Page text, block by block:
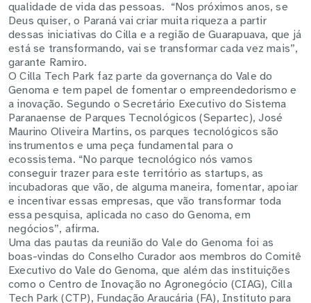
qualidade de vida das pessoas. “Nos próximos anos, se
Deus quiser, o Paraná vai criar muita riqueza a partir
dessas iniciativas do Cilla e a região de Guarapuava, que já
está se transformando, vai se transformar cada vez mais”,
garante Ramiro.
O Cilla Tech Park faz parte da governança do Vale do
Genoma e tem papel de fomentar o empreendedorismo e
a inovação. Segundo o Secretário Executivo do Sistema
Paranaense de Parques Tecnológicos (Separtec), José
Maurino Oliveira Martins, os parques tecnológicos são
instrumentos e uma peça fundamental para o
ecossistema. “No parque tecnológico nós vamos
conseguir trazer para este território as startups, as
incubadoras que vão, de alguma maneira, fomentar, apoiar
e incentivar essas empresas, que vão transformar toda
essa pesquisa, aplicada no caso do Genoma, em
negócios”, afirma.
Uma das pautas da reunião do Vale do Genoma foi as
boas-vindas do Conselho Curador aos membros do Comitê
Executivo do Vale do Genoma, que além das instituições
como o Centro de Inovação no Agronegócio (CIAG), Cilla
Tech Park (CTP), Fundação Araucária (FA), Instituto para